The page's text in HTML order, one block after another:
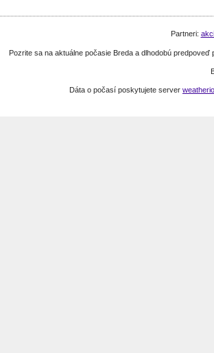
Partneri:
Pozrite sa na aktuálne počasie Breda a dlhodobú
Dáta o počasí poskytujete server